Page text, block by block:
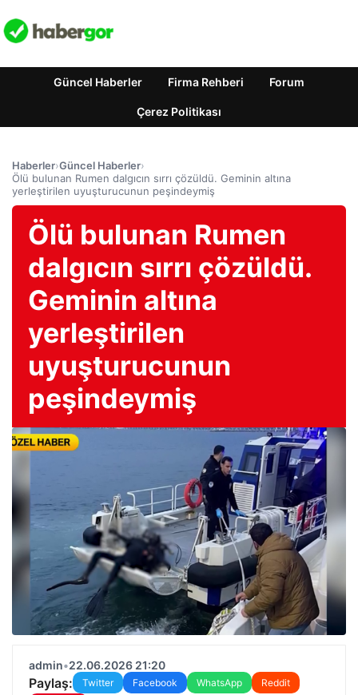
Güncel Haberler Firma Rehberi Forum
Çerez Politikası
Haberler›Güncel Haberler›
Ölü bulunan Rumen dalgıcın sırrı çözüldü. Geminin altına
yerleştirilen uyuşturucunun peşindeymiş
Ölü bulunan Rumen
dalgıcın sırrı çözüldü.
Geminin altına
yerleştirilen
uyuşturucunun
peşindeymiş
admin•22.06.2026 21:20
Paylaş: Twitter Facebook WhatsApp
Reddit